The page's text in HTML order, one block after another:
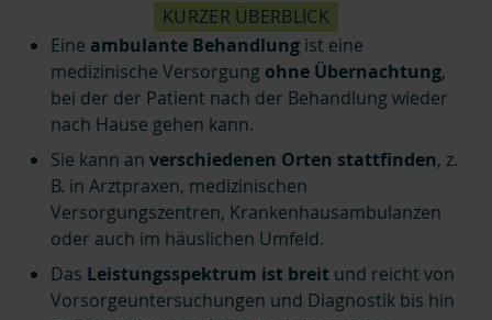
KURZER ÜBERBLICK
Eine ambulante Behandlung ist eine
medizinische Versorgung ohne Übernachtung,
bei der der Patient nach der Behandlung wieder
nach Hause gehen kann.
Sie kann an verschiedenen Orten stattfinden, z.
B. in Arztpraxen, medizinischen
Versorgungszentren, Krankenhausambulanzen
oder auch im häuslichen Umfeld.
Das Leistungsspektrum ist breit und reicht von
Vorsorgeuntersuchungen und Diagnostik bis hin